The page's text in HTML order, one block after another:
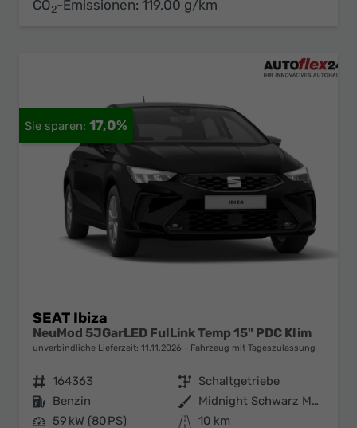
CO2-Emissionen: 119,00 g/km
17,0%
SEAT Ibiza
NeuMod 5JGarLED FulLink Temp 15" PDC Klim
unverbindliche Lieferzeit: 11.11.2026 Fahrzeug mit Tageszulassung
Fahrzeugnr. 164363 Getriebe Schaltgetriebe
Kraftstoff Benzin Außenfarbe
Midnight Schwarz Metallic
Leistung 59 kW (80 PS) Kilometerstand 10 km